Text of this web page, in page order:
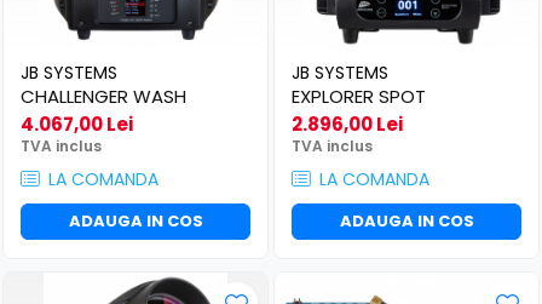
JB SYSTEMS
CHALLENGER WASH
4.067,00 Lei
TVA inclus
LA COMANDA
ADAUGA IN COS
JB SYSTEMS
EXPLORER SPOT
2.896,00 Lei
TVA inclus
LA COMANDA
ADAUGA IN COS